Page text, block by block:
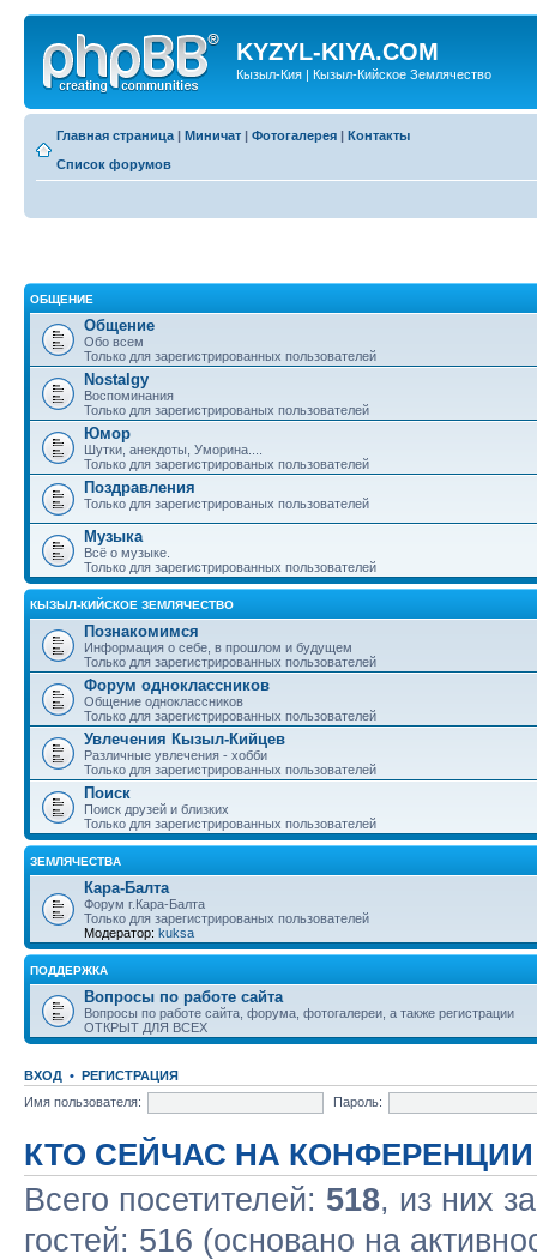
KYZYL-KIYA.COM
Кызыл-Кия | Кызыл-Кийское Землячество
Главная страница | Миничат | Фотогалерея | Контакты
Список форумов
ОБЩЕНИЕ
Общение
Обо всем
Только для зарегистрированных пользователей
Nostalgy
Воспоминания
Только для зарегистрированых пользователей
Юмор
Шутки, анекдоты, Уморина....
Только для зарегистрированых пользователей
Поздравления
Только для зарегистрированых пользователей
Музыка
Всё о музыке.
Только для зарегистрированных пользователей
КЫЗЫЛ-КИЙСКОЕ ЗЕМЛЯЧЕСТВО
Познакомимся
Информация о себе, в прошлом и будущем
Только для зарегистрированных пользователей
Форум одноклассников
Общение одноклассников
Только для зарегистрированных пользователей
Увлечения Кызыл-Кийцев
Различные увлечения - хобби
Только для зарегистрированных пользователей
Поиск
Поиск друзей и близких
Только для зарегистрированных пользователей
ЗЕМЛЯЧЕСТВА
Кара-Балта
Форум г.Кара-Балта
Только для зарегистрированых пользователей
Модератор: kuksa
ПОДДЕРЖКА
Вопросы по работе сайта
Вопросы по работе сайта, форума, фотогалереи, а также регистрации
ОТКРЫТ ДЛЯ ВСЕХ
ВХОД • РЕГИСТРАЦИЯ
Имя пользователя:
Пароль:
КТО СЕЙЧАС НА КОНФЕРЕНЦИИ
Всего посетителей: 518, из них
гостей: 516 (основано на